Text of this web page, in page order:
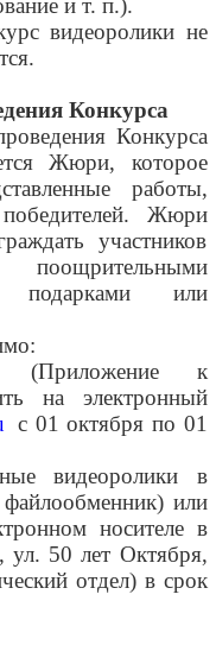
и т. п.).
видеоролики не
Конкурса
Конкурса
Жюри, которое
работы,
Жюри
участников
поощрительными
или
(Приложение к
на электронный
с 01 октября по 01
видеоролики в
или
носителе в
ул. 50 лет Октября,
отдел) в срок